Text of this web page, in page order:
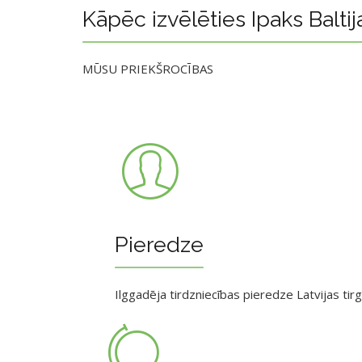
Kāpēc izvēlēties Ipaks
MŪSU PRIEKŠROCĪBAS
Pieredze
Ilggadēja tirdzniecības pieredze Latvijas